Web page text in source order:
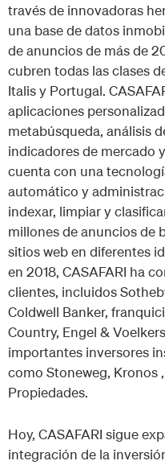
través de innovadoras
una base de datos
de anuncios de más de
cubren todas las clases
Italis y Portugal.
aplicaciones
metabúsqueda, análisis
indicadores de mercado
cuenta con una
automático y
indexar, limpiar y
millones de anuncios de
sitios web en diferentes
en 2018, CASAFARI ha
clientes, incluidos
Coldwell Banker,
Country, Engel &
importantes inversores
como Stoneweg, Kronos
Propiedades.
Hoy, CASAFARI sigue
integración de la